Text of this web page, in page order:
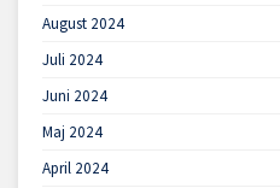
August 2024
Juli 2024
Juni 2024
Maj 2024
April 2024